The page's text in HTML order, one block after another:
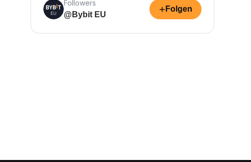
Followers
@Bybit EU
+ Folgen